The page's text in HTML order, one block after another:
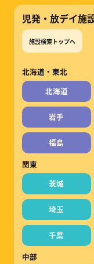
児発・放デイ施
施設検索トップへ
北海道・東北
北海道
岩手
福島
関東
茨城
埼玉
千葉
中部